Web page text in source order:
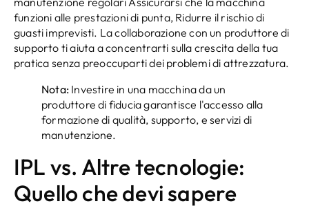
funzioni alle prestazioni di punta, Ridurre il rischio di
guasti imprevisti. La collaborazione con un produttore di
supporto ti aiuta a concentrarti sulla crescita della tua
pratica senza preoccuparti dei problemi di attrezzatura.
Nota: Investire in una macchina da un
produttore di fiducia garantisce l'accesso alla
formazione di qualità, supporto, e servizi di
manutenzione.
IPL vs. Altre tecnologie:
Quello che devi sapere